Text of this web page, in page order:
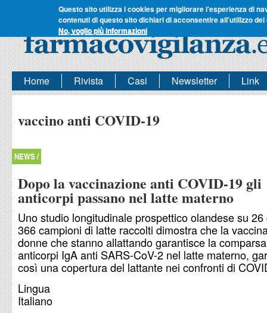
Questo sito utilizza i cookies per migliorare l'esperienza di
contenuti di questo sito dichiari di acconsentire all'utilizzo dei
No, voglio più informazioni
Home Rivista Casi Newsletter Link
vaccino anti COVID-19
NEWS /
Dopo la vaccinazione anti COVID-19 gli
anticorpi passano nel latte materno
Uno studio longitudinale prospettico olandese su
366 campioni di latte raccolti dimostra che la
donne che stanno allattando garantisce la
anticorpi IgA anti SARS-CoV-2 nel latte materno,
così una copertura del lattante nei confronti di
Lingua
Italiano